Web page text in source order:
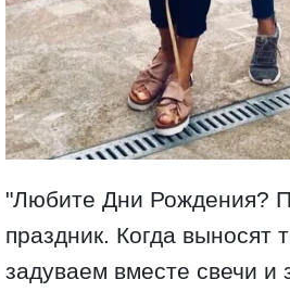
"Любите Дни Рождения?
праздник. Когда выносят
задуваем вместе свечи и